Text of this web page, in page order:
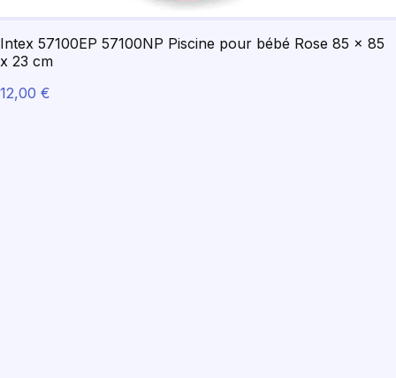
Intex 57100EP 57100NP Piscine pour bébé Rose 85 x 85
x 23 cm
12,00 €